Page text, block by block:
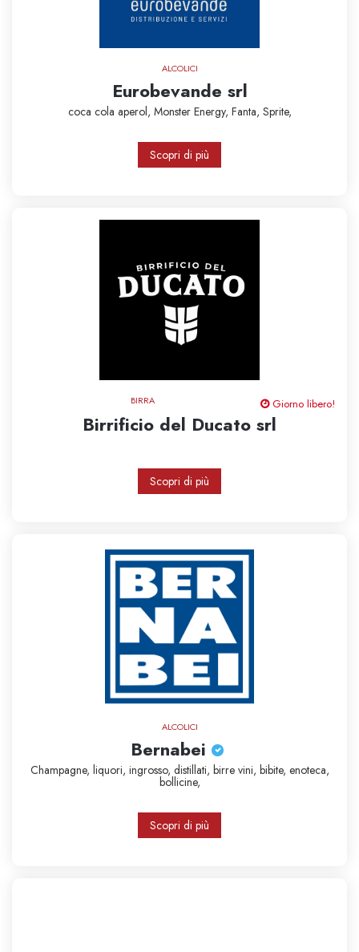
ALCOLICI
Eurobevande srl
coca cola aperol, Monster Energy, Fanta, Sprite,
Scopri di più
BIRRA Giorno libero!
Birrificio del Ducato srl
Scopri di più
ALCOLICI
Bernabei
Champagne, liquori, ingrosso, distillati, birre vini, bibite, enoteca,
bollicine,
Scopri di più